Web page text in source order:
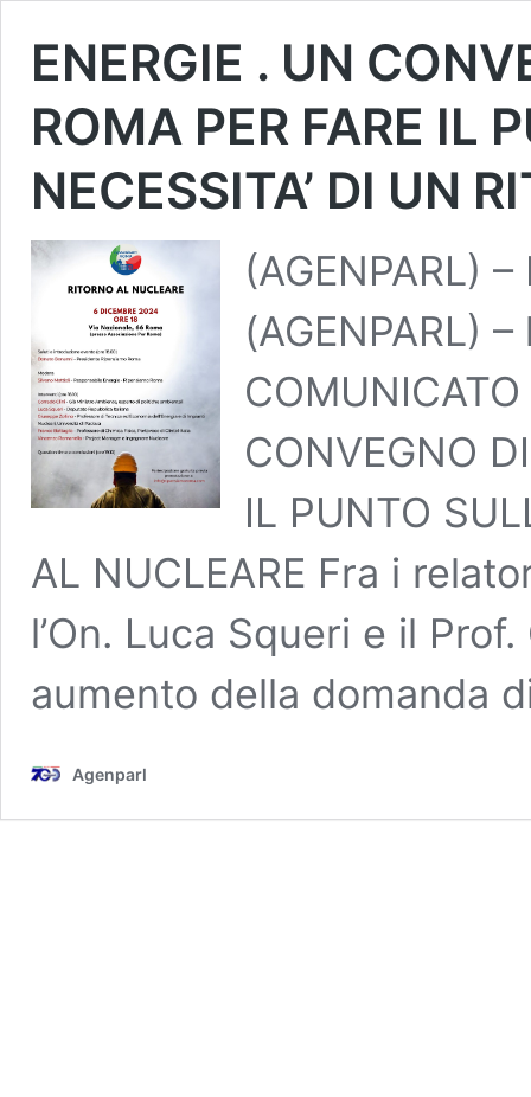
ENERGIE . UN
ROMA PER FARE IL
NECESSITA’ DI UN
(AGENPARL)
(AGENPARL)
CONVEGNO
IL PUNTO
AL NUCLEARE Fra i
l’On. Luca Squeri e il
aumento della domanda
Agenparl